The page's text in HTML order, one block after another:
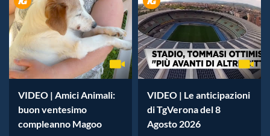
VIDEO | Amici Animali:
buon ventesimo
compleanno Magoo
VIDEO | Le anticipazioni
di TgVerona del 8
Agosto 2026